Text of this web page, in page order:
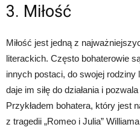
3. Miłość
Miłość jest jedną z
literackich. Często bohaterowie
innych postaci, do swojej rodziny
daje im siłę do działania i
Przykładem bohatera, który jest
z tragedii „Romeo i Julia”